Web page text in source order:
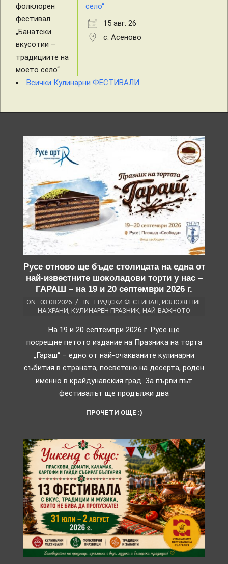
село“
15 авг. 26
с. Асеново
Всички Кулинарни ФЕСТИВАЛИ
Русе отново ще бъде столицата на една от
най-известните шоколадови торти у нас –
ГАРАШ – на 19 и 20 септември 2026 г.
ON: 03.08.2026 IN: ГРАДСКИ ФЕСТИВАЛ ИЗЛОЖЕНИЕ
НА ХРАНИ КУЛИНАРЕН ПРАЗНИК НАЙ-ВАЖНОТО
На 19 и 20 септември 2026 г. Русе ще
посрещне петото издание на Празника на торта
„Гараш“ – едно от най-очакваните кулинарни
събития в страната, посветено на десерта, роден
именно в крайдунавския град. За първи път
фестивалът ще продължи два
ПРОЧЕТИ ОЩЕ :)